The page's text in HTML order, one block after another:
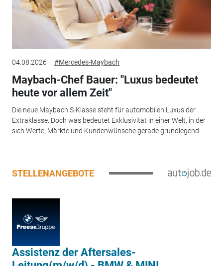
04.08.2026 #Mercedes-Maybach
Maybach-Chef Bauer: "Luxus bedeutet
heute vor allem Zeit"
Die neue Maybach S-Klasse steht für automobilen Luxus der
Extraklasse. Doch was bedeutet Exklusivität in einer Welt, in der
sich Werte, Märkte und Kundenwünsche gerade grundlegend...
STELLENANGEBOTE
Assistenz der Aftersales-